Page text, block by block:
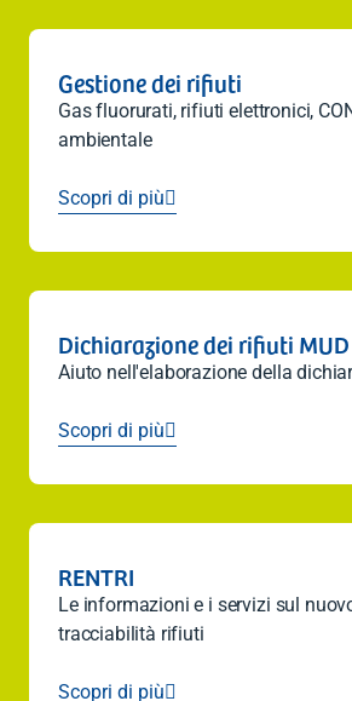
Gestione dei rifiuti
Gas fluorurati, rifiuti elettronici,
ambientale
Scopri di più
Dichiarazione dei rifiuti MUD
Aiuto nell'elaborazione della
Scopri di più
RENTRI
Le informazioni e i servizi sul
tracciabilità rifiuti
Scopri di più